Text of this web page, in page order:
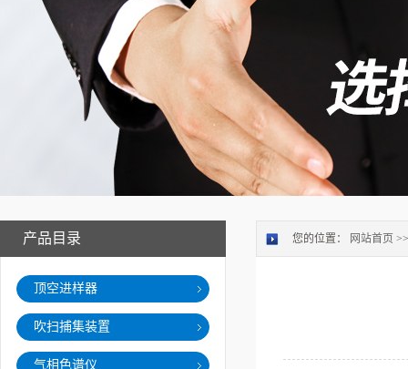
产品目录
顶空进样器
吹扫捕集装置
气相色谱仪
您的位置： 网站首页